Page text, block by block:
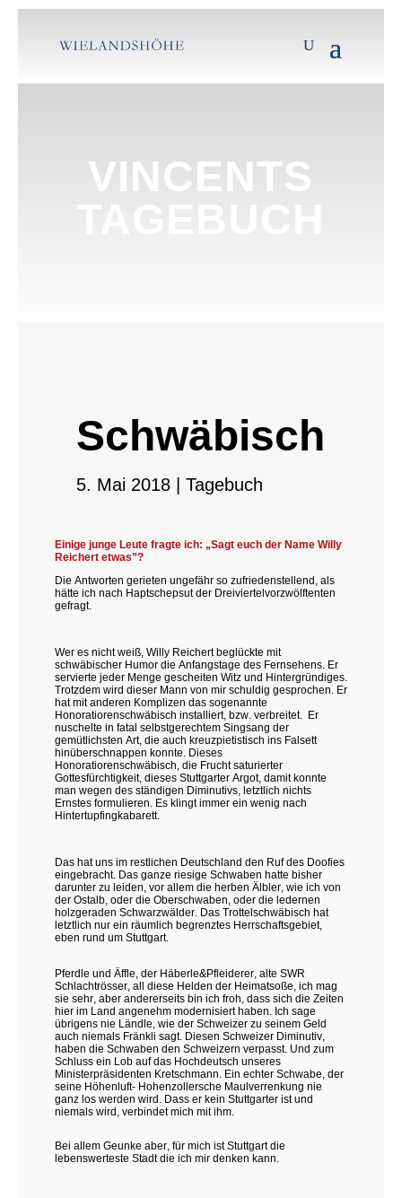
VINCENTS
Schwäbisch
5. Mai 2018| Tagebuch
Einige junge Leute fragte ich: „Sagt euch der Name Willy
Reichert etwas”?
Die Antworten gerieten ungefähr so zufriedenstellend, als
hätte ich nach Haptschepsut der Dreiviertelvorzwölftenten
gefragt.
Wer es nicht weiß, Willy Reichert beglückte mit
schwäbischer Humor die Anfangstage des Fernsehens. Er
servierte jeder Menge gescheiten Witz und Hintergründiges.
Trotzdem wird dieser Mann von mir schuldig gesprochen. Er
hat mit anderen Komplizen das sogenannte
Honoratiorenschwäbisch installiert, bzw. verbreitet. Er
nuschelte in fatal selbstgerechtem Singsang der
gemütlichsten Art, die auch kreuzpietistisch ins Falsett
hinüberschnappen konnte. Dieses
Honoratiorenschwäbisch, die Frucht saturierter
Gottesfürchtigkeit, dieses Stuttgarter Argot, damit konnte
man wegen des ständigen Diminutivs, letztlich nichts
Ernstes formulieren. Es klingt immer ein wenig nach
Hintertupfingkabarett.
Das hat uns im restlichen Deutschland den Ruf des Doofies
eingebracht. Das ganze riesige Schwaben hatte bisher
darunter zu leiden, vor allem die herben Älbler, wie ich von
der Ostalb, oder die Oberschwaben, oder die ledernen
holzgeraden Schwarzwälder. Das Trottelschwäbisch hat
letztlich nur ein räumlich begrenztes Herrschaftsgebiet,
eben rund um Stuttgart.
Pferdle und Äffle, der Häberle&Pfleiderer, alte SWR
Schlachtrösser, all diese Helden der Heimatsoße, ich mag
sie sehr, aber andererseits bin ich froh, dass sich die Zeiten
hier im Land angenehm modernisiert haben. Ich sage
übrigens nie Ländle, wie der Schweizer zu seinem Geld
auch niemals Fränkli sagt. Diesen Schweizer Diminutiv,
haben die Schwaben den Schweizern verpasst. Und zum
Schluss ein Lob auf das Hochdeutsch unseres
Ministerpräsidenten Kretschmann. Ein echter Schwabe, der
seine Höhenluft- Hohenzollersche Maulverrenkung nie
ganz los werden wird. Dass er kein Stuttgarter ist und
niemals wird, verbindet mich mit ihm.
Bei allem Geunke aber, für mich ist Stuttgart die
lebenswerteste Stadt die ich mir denken kann.